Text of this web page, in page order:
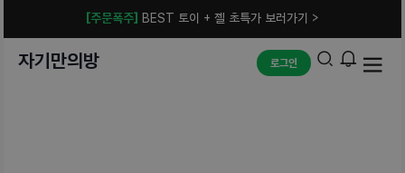
[주문폭주] BEST 토이 + 젤 초특가 보러가기 >
자기만의방 로그인